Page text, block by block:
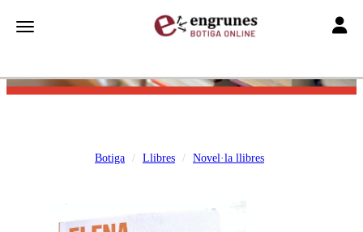
Toggle navigation
Botiga Llibres Novel·la llibres